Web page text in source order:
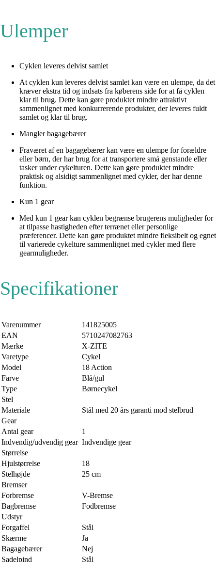
Ulemper
Cyklen leveres delvist samlet
At cyklen kun leveres delvist samlet kan være en ulempe, da det
kræver ekstra tid og indsats fra køberens side for at få cyklen
klar til brug. Dette kan gøre produktet mindre attraktivt
sammenlignet med konkurrerende produkter, der leveres fuldt
samlet og klar til brug.
Mangler bagagebærer
Fraværet af en bagagebærer kan være en ulempe for forældre
eller børn, der har brug for at transportere små genstande eller
tasker under cykelturen. Dette kan gøre produktet mindre
praktisk og alsidigt sammenlignet med cykler, der har denne
funktion.
Kun 1 gear
Med kun 1 gear kan cyklen begrænse brugerens muligheder for
at tilpasse hastigheden efter terrænet eller personlige
præferencer. Dette kan gøre produktet mindre fleksibelt og egnet
til varierede cykelture sammenlignet med cykler med flere
gearmuligheder.
Specifikationer
Varenummer
141825005
EAN
5710247082763
Mærke
X-ZITE
Varetype
Cykel
Model
18 Action
Farve
Blå/gul
Type
Børnecykel
Stel
Materiale
Stål med 20 års garanti mod stelbrud
Gear
Antal gear
1
Indvendig/udvendig gear Indvendige gear
Størrelse
Hjulstørrelse
18
Stelhøjde
25 cm
Bremser
Forbremse
V-Bremse
Bagbremse
Fodbremse
Udstyr
Forgaffel
Stål
Skærme
Ja
Bagagebærer
Nej
Sadelpind
Stål